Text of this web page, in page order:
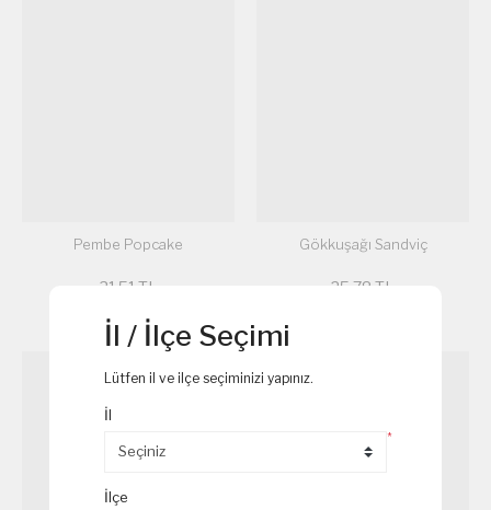
Pembe Popcake
31,51 TL
Gökkuşağı Sandviç
25,78 TL
İl / İlçe Seçimi
Lütfen il ve ilçe seçiminizi yapınız.
İl
*
İlçe